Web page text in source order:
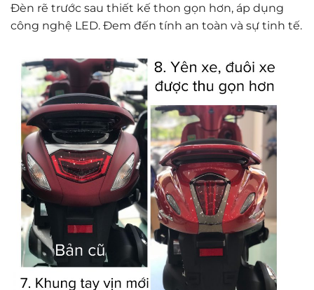
Đèn rẽ trước sau thiết kế thon gọn hơn, áp dụng
công nghệ LED. Đem đến tính an toàn và sự tinh tế.